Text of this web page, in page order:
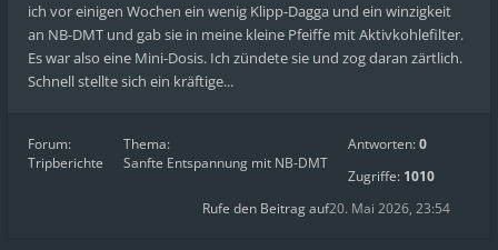
ich vor einigen Wochen ein wenig Klipp-Dagga und ein winzigkeit
an NB-DMT und gab sie in meine kleine Pfeiffe mit Aktivkohlefilter.
Es war also eine Mini-Dosis. Ich zündete sie und zog daran zärtlich.
Schnell stellte sich ein kräftige...
Forum:
Tripberichte
Thema:
Sanfte Entspannung mit NB-DMT
Antworten:0
Zugriffe: 1010
20. Mai 2026, 23:54
Rufe den Beitrag auf